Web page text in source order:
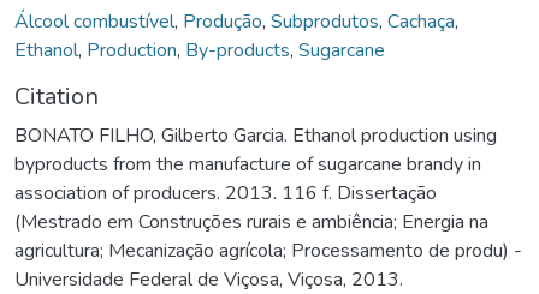
Álcool combustível, Produção, Subprodutos, Cachaça,
Ethanol, Production, By-products, Sugarcane
Citation
BONATO FILHO, Gilberto Garcia. Ethanol production using
byproducts from the manufacture of sugarcane brandy in
association of producers. 2013. 116 f. Dissertação
(Mestrado em Construções rurais e ambiência; Energia na
agricultura; Mecanização agrícola; Processamento de produ) -
Universidade Federal de Viçosa, Viçosa, 2013.